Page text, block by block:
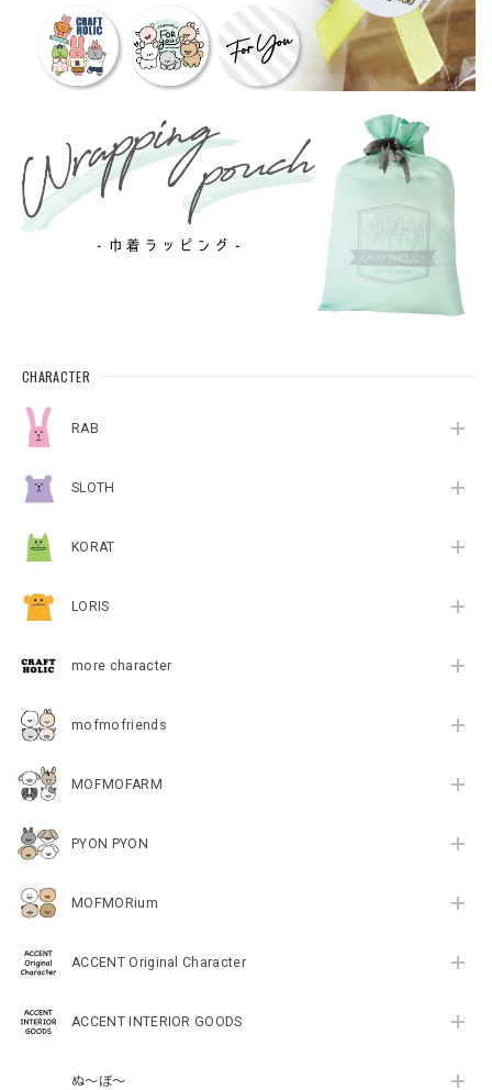
CHARACTER
RAB
SLOTH
KORAT
LORIS
more character
mofmofriends
MOFMOFARM
PYON PYON
MOFMORium
ACCENT Original Character
ACCENT INTERIOR GOODS
ぬ～ぼ～